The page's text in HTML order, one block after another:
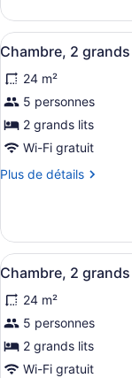
1
très
grand
lit,
non-
fumeur
Chambre,
très
lit,
non-
fumeur
Afficher
toutes
les
photos
pour
ce
de
2
grands
lits,
non-
fumeur
3
Chambre, 2
24 m²
5 personnes
2 grands lits
Wi-Fi gratuit
Plus de détails
Plus
Chambre,
grands
non-
fumeur
Afficher
toutes
les
photos
pour
ce
2
Chambre, 2
24 m²
5 personnes
2 grands lits
Wi-Fi gratuit